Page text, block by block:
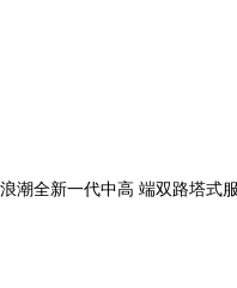
潮全新一代中高 端双路塔式